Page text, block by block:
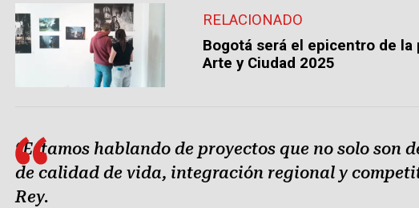
RELACIONADO
Bogotá será el epicentro de
Arte y Ciudad 2025
“Estamos hablando de proyectos que no solo son
de calidad de vida, integración regional y
Rey.